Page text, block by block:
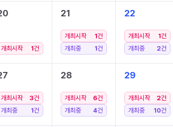
개최시작 1건
21
개최시작 1건
개최중
1건
22
개최시작 1건
개최중
2건
개최시작 3건
개최중
1건
28
개최시작 6건
개최중
4건
29
개최시작 2건
개최중
10건